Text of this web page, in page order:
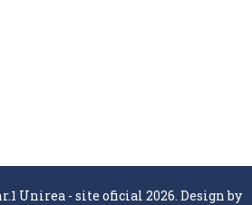
Unirea - site oficial 2026. Design by